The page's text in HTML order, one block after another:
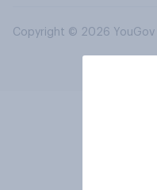
Copyright © 2026 YouGov